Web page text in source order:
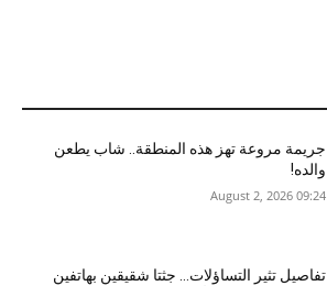
جريمة مروعة تهز هذه المنطقة.. شاب يطعن
والده!
09:24 2026 ,August 2
تفاصيل تثير التساؤلات… جثتا شقيقين بهاتفين